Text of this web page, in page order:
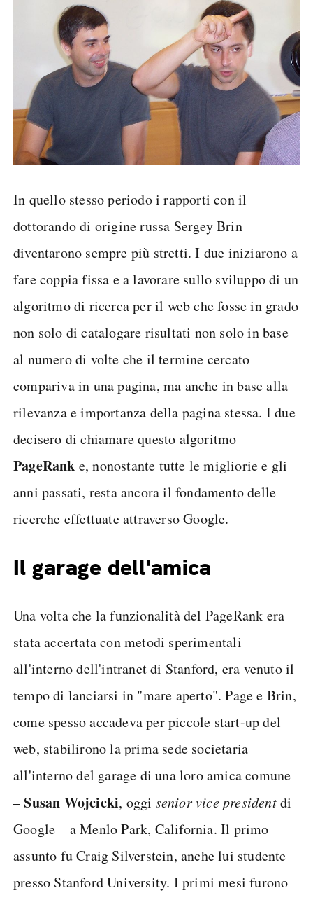
In quello stesso periodo i rapporti con il
dottorando di origine russa Sergey Brin
diventarono sempre più stretti. I due iniziarono a
fare coppia fissa e a lavorare sullo sviluppo di un
algoritmo di ricerca per il web che fosse in grado
non solo di catalogare risultati non solo in base
al numero di volte che il termine cercato
compariva in una pagina, ma anche in base alla
rilevanza e importanza della pagina stessa. I due
decisero di chiamare questo algoritmo
PageRank e, nonostante tutte le migliorie e gli
anni passati, resta ancora il fondamento delle
ricerche effettuate attraverso Google.
Il garage dell'amica
Una volta che la funzionalità del PageRank era
stata accertata con metodi sperimentali
all'interno dell'intranet di Stanford, era venuto il
tempo di lanciarsi in "mare aperto". Page e Brin,
come spesso accadeva per piccole start-up del
web, stabilirono la prima sede societaria
all'interno del garage di una loro amica comune
–Susan Wojcicki, oggi senior vice presidentdi
Google – a Menlo Park, California. Il primo
assunto fu Craig Silverstein, anche lui studente
presso Stanford University. I primi mesi furono